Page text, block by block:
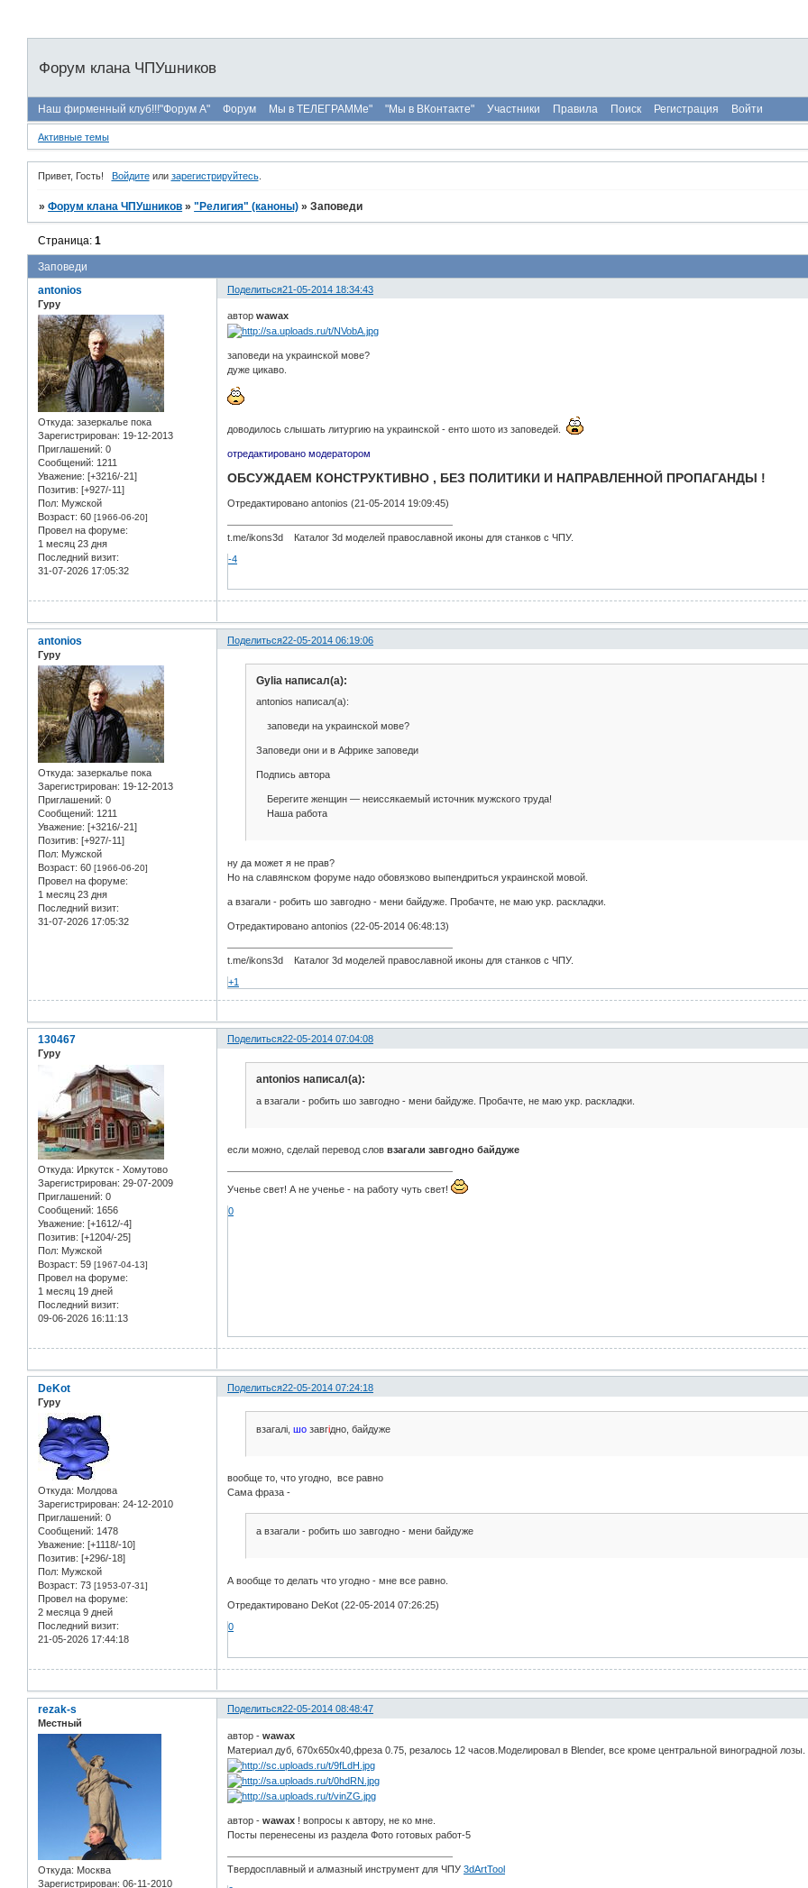
Форум клана ЧПУшников
Наш фирменный клуб!!!"Форум А" Форум Мы в ТЕЛЕГРАММе" "Мы в ВКонтакте" Участники Правила Поиск Регистрация Войти
Активные темы
Привет, Гость! Войдитеили зарегистрируйтесь.
»Форум клана ЧПУшников »"Религия" (каноны) »Заповеди
Заповеди
Страница:1
Поделиться21-05-2014 18:34:43
antonios
Гуру
Откуда: зазеркалье пока
Зарегистрирован: 19-12-2013
Приглашений: 0
Сообщений: 1211
Уважение: [+3216/-21]
Позитив: [+927/-11]
Пол: Мужской
Возраст: 60 [1966-06-20]
Провел на форуме:
1 месяц 23 дня
Последний визит:
31-07-2026 17:05:32
авторwawax
заповеди на украинской мове?
дуже цикаво.
доводилось слышать литургию на украинской - енто шото из заповедей.
отредактировано модератором
ОБСУЖДАЕМ КОНСТРУКТИВНО , БЕЗ ПОЛИТИКИ И НАПРАВЛЕННОЙ ПРОПАГАНДЫ !
Отредактировано antonios (21-05-2014 19:09:45)
t.me/ikons3d Каталог 3d моделей православной иконы для станков с ЧПУ.
-4
Поделиться22-05-2014 06:19:06
antonios
Гуру
Откуда: зазеркалье пока
Зарегистрирован: 19-12-2013
Приглашений: 0
Сообщений: 1211
Уважение: [+3216/-21]
Позитив: [+927/-11]
Пол: Мужской
Возраст: 60 [1966-06-20]
Провел на форуме:
1 месяц 23 дня
Последний визит:
31-07-2026 17:05:32
Gylia написал(а):
antonios написал(а):
заповеди на украинской мове?
Заповеди они и в Африке заповеди
Подпись автора
Берегите женщин — неиссякаемый источник мужского труда!
Наша работа
ну да может я не прав?
Но на славянском форуме надо обовязково выпендриться украинской мовой.
а взагали - робить шо завгодно - мени байдуже. Пробачте, не маю укр. раскладки.
Отредактировано antonios (22-05-2014 06:48:13)
t.me/ikons3d Каталог 3d моделей православной иконы для станков с ЧПУ.
+1
Поделиться22-05-2014 07:04:08
130467
Гуру
Откуда: Иркутск - Хомутово
Зарегистрирован: 29-07-2009
Приглашений: 0
Сообщений: 1656
Уважение: [+1612/-4]
Позитив: [+1204/-25]
Пол: Мужской
Возраст: 59 [1967-04-13]
Провел на форуме:
1 месяц 19 дней
Последний визит:
09-06-2026 16:11:13
antonios написал(а):
а взагали - робить шо завгодно - мени байдуже. Пробачте, не маю укр. раскладки.
если можно, сделай перевод словвзагали завгодно байдуже
Ученье свет! А не ученье - на работу чуть свет!
0
Поделиться22-05-2014 07:24:18
DeKot
Гуру
Откуда: Молдова
Зарегистрирован: 24-12-2010
Приглашений: 0
Сообщений: 1478
Уважение: [+1118/-10]
Позитив: [+296/-18]
Пол: Мужской
Возраст: 73 [1953-07-31]
Провел на форуме:
2 месяца 9 дней
Последний визит:
21-05-2026 17:44:18
взагалi, шозавгiдно, байдуже
вообще то, что угодно, все равно
Сама фраза -
а взагали - робить шо завгодно - мени байдуже
А вообще то делать что угодно - мне все равно.
Отредактировано DeKot (22-05-2014 07:26:25)
0
Поделиться22-05-2014 08:48:47
rezak-s
Местный
Откуда: Москва
Зарегистрирован: 06-11-2010
автор -wawax
Материал дуб, 670х650х40,фреза 0.75, резалось 12 часов.Моделировал в Blender, все кроме центральной виноградной лозы.
автор -wawax ! вопросы к автору, не ко мне.
Посты перенесены из раздела Фото готовых работ-5
Твердосплавный и алмазный инструмент для ЧПУ3dArtTool